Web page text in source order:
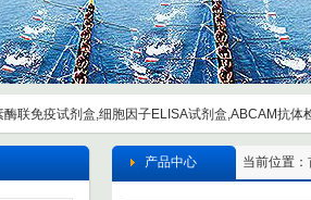
酶联免疫试剂盒,细胞因子ELISA试剂盒,ABCAM抗体
当前位置：
产品中心